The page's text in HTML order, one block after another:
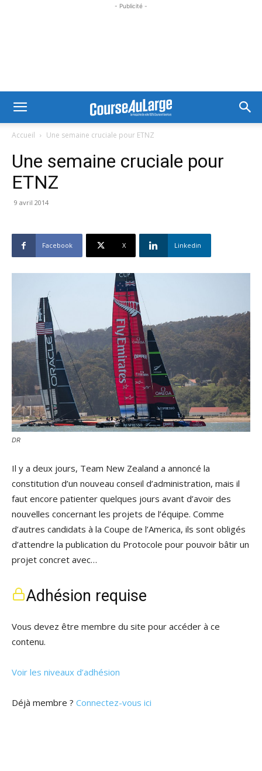
- Publicité -
Accueil Une semaine cruciale pour ETNZ
Une semaine cruciale pour
ETNZ
9 avril 2014
Facebook X Linkedin
DR
Il y a deux jours, Team New Zealand a annoncé la
constitution d’un nouveau conseil d’administration, mais il
faut encore patienter quelques jours avant d’avoir des
nouvelles concernant les projets de l’équipe. Comme
d’autres candidats à la Coupe de l’America, ils sont obligés
d’attendre la publication du Protocole pour pouvoir bâtir un
projet concret avec…
Adhésion requise
Vous devez être membre du site pour accéder à ce
contenu.
Voir les niveaux d’adhésion
Déjà membre ? Connectez-vous ici